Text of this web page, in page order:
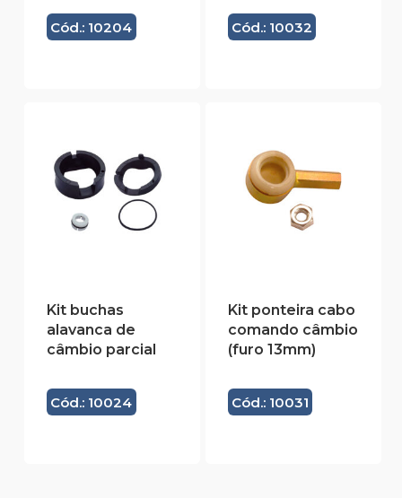
Cód.: 10204
Cód.: 10032
Kit buchas
alavanca de
câmbio parcial
Cód.: 10024
Kit ponteira cabo
comando câmbio
(furo 13mm)
Cód.: 10031